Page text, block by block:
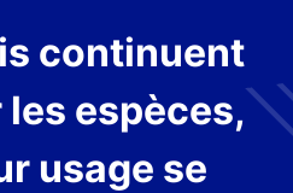
continuent
les espèces,
usage se